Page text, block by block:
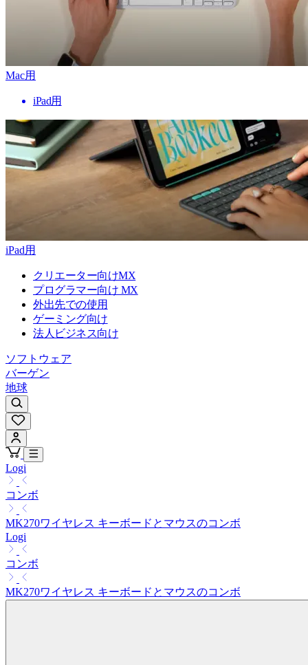
Mac用
iPad用
iPad用
クリエーター向けMX
プログラマー向け MX
外出先での使用
ゲーミング向け
法人ビジネス向け
ソフトウェア
バーゲン
地球
Logi
コンボ
MK270ワイヤレス キーボードとマウスのコンボ
Logi
コンボ
MK270ワイヤレス キーボードとマウスのコンボ